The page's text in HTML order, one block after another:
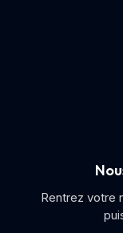
Rentrez votre